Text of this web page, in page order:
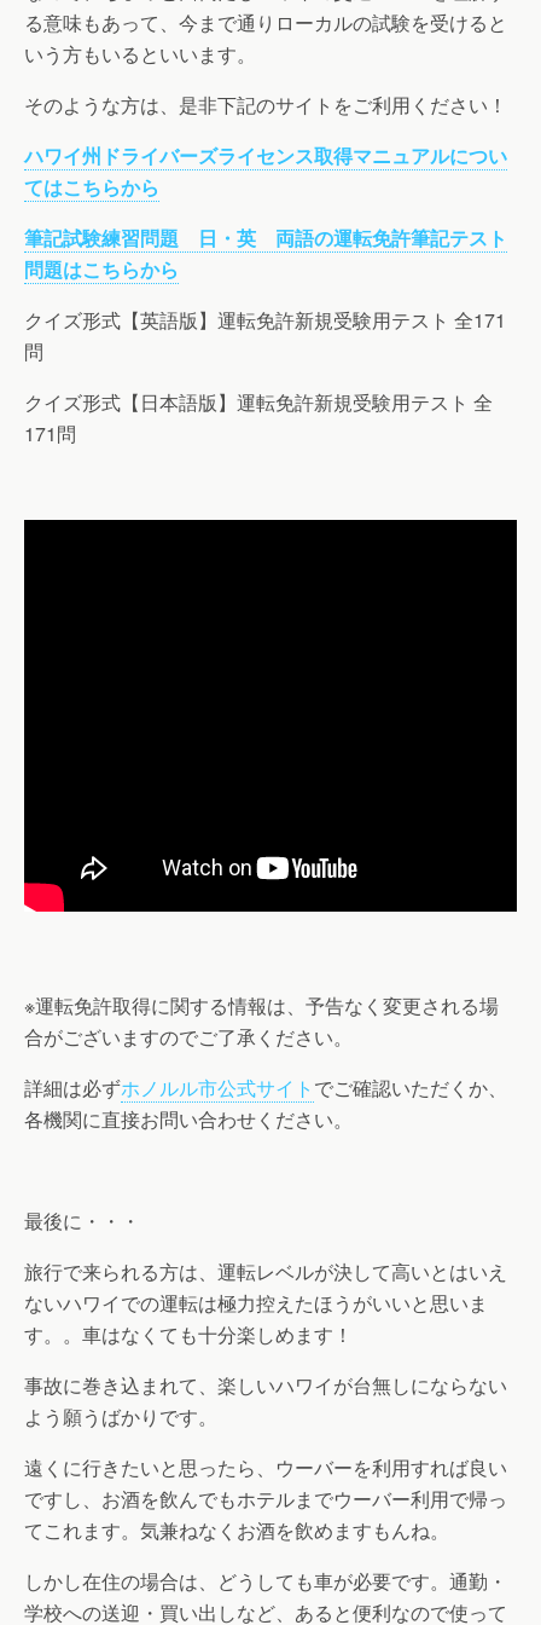
る意味もあって、今まで通りローカルの試験を受けると
いう方もいるといいます。
そのような方は、是非下記のサイトをご利用ください！
ハワイ州ドライバーズライセンス取得マニュアルについ
てはこちらから
筆記試験練習問題 日・英 両語の運転免許筆記テスト
問題はこちらから
クイズ形式【英語版】運転免許新規受験用テスト 全171
問
クイズ形式【日本語版】運転免許新規受験用テスト 全
171問
※運転免許取得に関する情報は、予告なく変更される場
合がございますのでご了承ください。
詳細は必ずホノルル市公式サイト でご確認いただくか、
各機関に直接お問い合わせください。
最後に・・・
旅行で来られる方は、運転レベルが決して高いとはいえ
ないハワイでの運転は極力控えたほうがいいと思いま
す。。車はなくても十分楽しめます！
事故に巻き込まれて、楽しいハワイが台無しにならない
よう願うばかりです。
遠くに行きたいと思ったら、ウーバーを利用すれば良い
ですし、お酒を飲んでもホテルまでウーバー利用で帰っ
てこれます。気兼ねなくお酒を飲めますもんね。
しかし在住の場合は、どうしても車が必要です。通勤・
学校への送迎・買い出しなど、あると便利なので使って